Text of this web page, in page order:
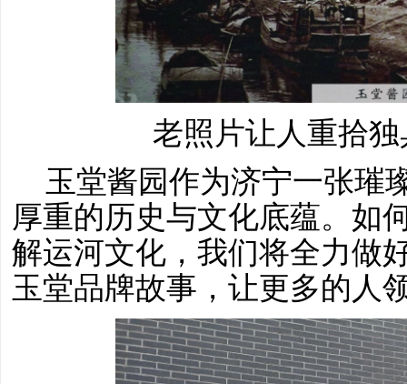
老照片让人重拾
玉堂酱园作为济宁一张璀
厚重的历史与文化底蕴。如
解运河文化，我们将全力做
玉堂品牌故事，让更多的人